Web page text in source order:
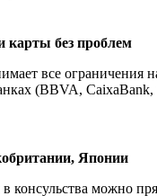
карты без проблем
все ограничения
(BBVA, CaixaBank,
Японии
в консульства можно